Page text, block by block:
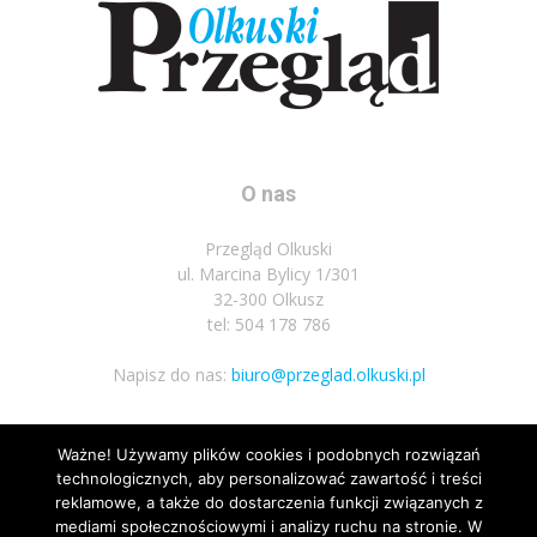
O nas
Przegląd Olkuski
ul. Marcina Bylicy 1/301
32-300 Olkusz
tel: 504 178 786
Napisz do nas: biuro@przeglad.olkuski.pl
Podążaj za nami
Ważne! Używamy plików cookies i podobnych rozwiązań
technologicznych, aby personalizować zawartość i treści
reklamowe, a także do dostarczenia funkcji związanych z
mediami społecznościowymi i analizy ruchu na stronie. W